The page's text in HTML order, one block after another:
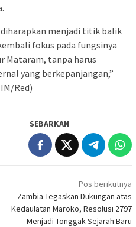
diharapkan menjadi titik balik
fokus pada fungsinya
Mataram, tanpa harus
yang berkepanjangan,”
Red)
SEBARKAN
Pos berikutnya
Zambia Tegaskan Dukungan atas
Kedaulatan Maroko, Resolusi 2797
Menjadi Tonggak Sejarah Baru